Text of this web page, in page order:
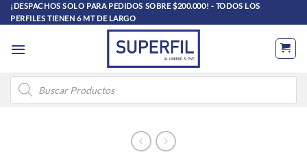
Saltar
al
¡DESPACHOS SOLO PARA PEDIDOS SOBRE $200.000! - TODOS LOS
PERFILES TIENEN 6 MT DE LARGO
Búsqueda
productos